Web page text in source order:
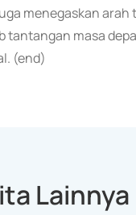
menegaskan
tantangan masa
(end)
Lainnya